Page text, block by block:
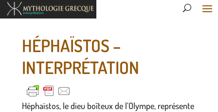
HÉPHAÏSTOS –
INTERPRÉTATION
Héphaïstos, le dieu boîteux de l’Olympe, représente